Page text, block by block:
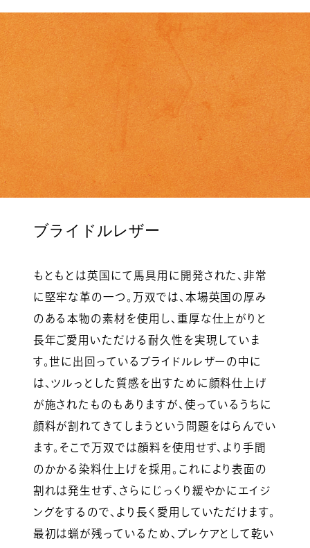
ブライドルレザー
もともとは英国にて馬具用に開発された、非常
に堅牢な革の一つ。万双では、本場英国の厚み
のある本物の素材を使用し、重厚な仕上がりと
長年ご愛用いただける耐久性を実現していま
す。世に出回っているブライドルレザーの中に
は、ツルっとした質感を出すために顔料仕上げ
が施されたものもありますが、使っているうちに
顔料が割れてきてしまうという問題をはらんでい
ます。そこで万双では顔料を使用せず、より手間
のかかる染料仕上げを採用。これにより表面の
割れは発生せず、さらにじっくり緩やかにエイジ
ングをするので、より長く愛用していただけます。
最初は蝋が残っているため、プレケアとして乾い